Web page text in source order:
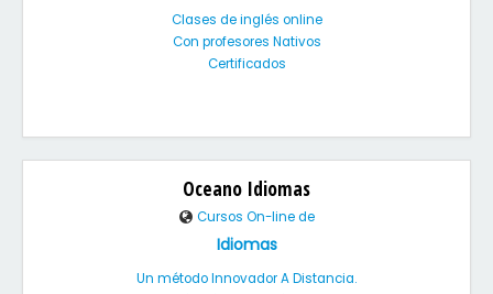
Clases de inglés online
Con profesores Nativos
Certificados
Oceano Idiomas
Cursos On-line de
Idiomas
Un método Innovador A Distancia.